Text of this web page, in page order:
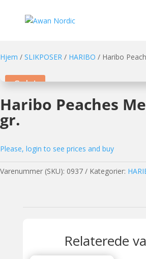
Hjem / SLIKPOSER / HARIBO / Haribo
Sale!
Haribo Peaches
gr.
Please, login to see prices and buy
Varenummer (SKU): 0937 Kategorier:
Relaterede